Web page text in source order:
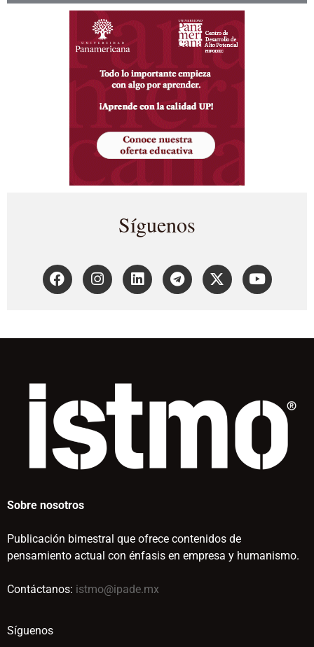
Síguenos
Sobre nosotros
Publicación bimestral que ofrece contenidos de
pensamiento actual con énfasis en empresa y humanismo.
Contáctanos: istmo@ipade.mx
Síguenos